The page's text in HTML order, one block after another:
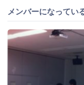
メンバーになってい